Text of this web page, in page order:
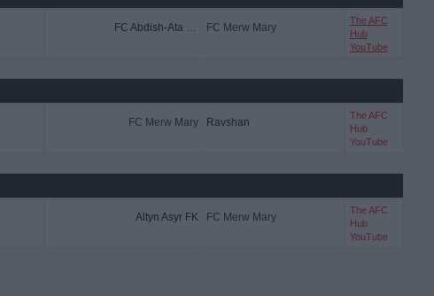
FC Abdish-Ata Kant FC Merw Mary
The AFC
Hub
YouTube
FC Merw Mary Ravshan
The AFC
Hub
YouTube
Altyn Asyr FK FC Merw Mary
The AFC
Hub
YouTube